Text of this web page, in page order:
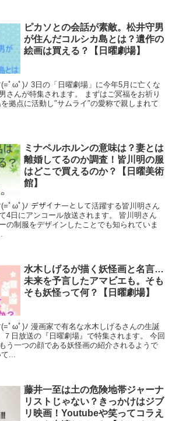
ピカソとの会話が素敵。松井守男
が住んだコルシカ島とは？遺作の
絵画は買える？【日曜劇場】
ﾟωﾟ)ﾉ 3日の「日曜劇場」に今年5月に亡くな
さんが特集されます。 まずはご冥福をお祈り
拠点に活動し″サムライ″の愛称で親しまれて
ミナペルホルンの意味は？妻とは
離婚してるのか調査！皆川明の服
はどこで買えるのか？【日曜美術
館】
ﾟωﾟ)ﾉ デザイナーとして活躍する皆川明さん
4日にアンコール放送されます。 皆川明さん
の制服をデザインしたことでも知られていま
水木しげるが描く妖怪画と名言…
未来を予言したアマビエも。そも
そも妖怪って何？【日曜劇場】
ﾟωﾟ)ﾉ 漫画家で有名な水木しげるさんの生誕
７日放送の『日曜劇場』で特集されます。 今回
う一つの顔である妖怪画の紹介されるようで
...
藤井一至は土の危険地帯ジャーナ
リストじゃない？きっかけはジブ
リ映画！Youtubeや笑ってコラえ